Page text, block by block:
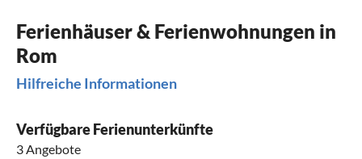
Ferienhäuser & Ferienwohnungen in
Rom
Hilfreiche Informationen
Verfügbare Ferienunterkünfte
3 Angebote